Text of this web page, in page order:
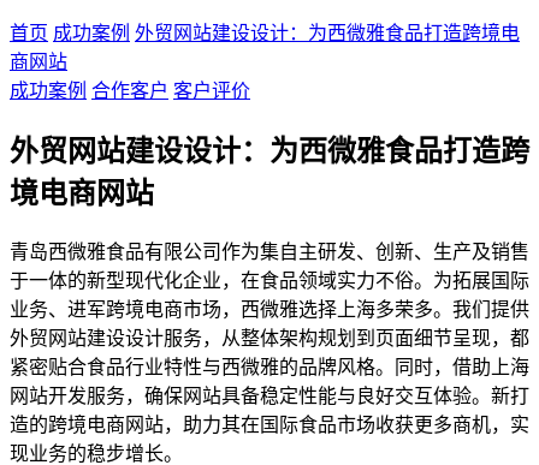
首页 成功案例 外贸网站建设设计：为西微雅食品打造跨境电
商网站
成功案例 合作客户 客户评价
外贸网站建设设计：为西微雅食品打造跨
境电商网站
青岛西微雅食品有限公司作为集自主研发、创新、生产及销售
于一体的新型现代化企业，在食品领域实力不俗。为拓展国际
业务、进军跨境电商市场，西微雅选择上海多荣多。我们提供
外贸网站建设设计服务，从整体架构规划到页面细节呈现，都
紧密贴合食品行业特性与西微雅的品牌风格。同时，借助上海
网站开发服务，确保网站具备稳定性能与良好交互体验。新打
造的跨境电商网站，助力其在国际食品市场收获更多商机，实
现业务的稳步增长。